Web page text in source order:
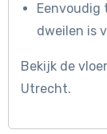
dweilen is
Bekijk de
Utrecht.